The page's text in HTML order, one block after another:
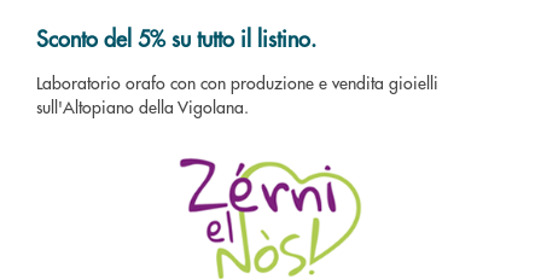
Sconto del 5% su tutto il listino.
Laboratorio orafo con con produzione e vendita gioielli
sull'Altopiano della Vigolana.